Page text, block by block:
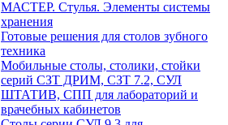
МАСТЕР. Стулья. Элементы системы
хранения
Готовые решения для столов зубного
техника
Мобильные столы, столики, стойки
серий СЗТ ДРИМ, СЗТ 7.2, СУЛ
ШТАТИВ, СПП для лабораторий и
врачебных кабинетов